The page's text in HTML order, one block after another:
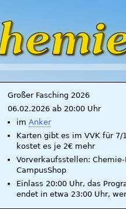
Großer Fasching 2026
06.02.2026 ab 20:00 Uhr
im Anker
Karten gibt es im VVK für 7/
kostet es je 2€ mehr
Vorverkaufsstellen:
CampusShop
Einlass 20:00 Uhr, das
endet in etwa 23:00 Uhr,